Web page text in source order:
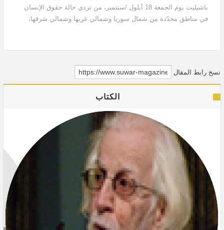
باشيليت يوم الجمعة 18 أيلول /سبتمبر، من تردي حالة حقوق الإنسان
في مناطق محدّدة من شمال سوريا وشمالي غربها وشمالي شرقها،
نسخ رابط المقال
الكتاب